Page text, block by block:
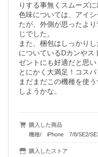
りする事無くスムーズに
色味については、アイ
たが、外側が思ったよ
じでした。
また、梱包はしっかり
についているDカンやス
ゼントにも好適だと思い
とにかく大満足！コス
まだまだこの機種を使
しようかな。
購入した商品
機種/ iPhone 7/8/SE2/SE3
購入したストア